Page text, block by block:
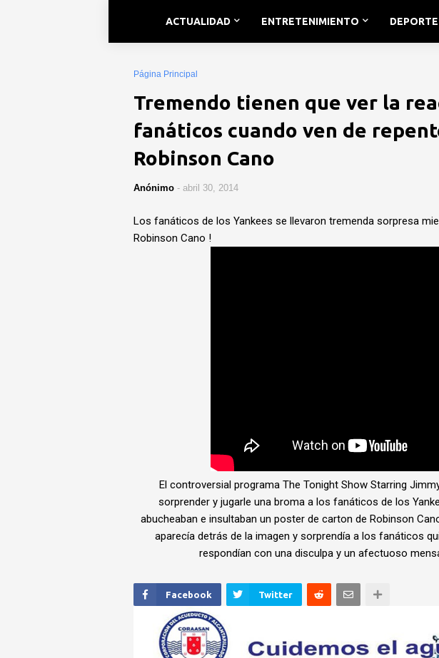
ACTUALIDAD ENTRETENIMIENTO
Página Principal
Tremendo tienen que ver la
fanáticos cuando ven de
Robinson Cano
Anónimo - abril 30, 2014
Los fanáticos de los Yankees se llevaron tremenda sorpresa
Robinson Cano !
El controversial programa The Tonight Show Starring
sorprender y jugarle una broma a los fanáticos de los
abucheaban e insultaban un poster de carton de Robinson
aparecía detrás de la imagen y sorprendía a los fanáticos
respondían con una disculpa y un afectuoso
Facebook Twitter